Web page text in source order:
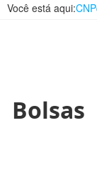
Você está aqui:
Bolsas